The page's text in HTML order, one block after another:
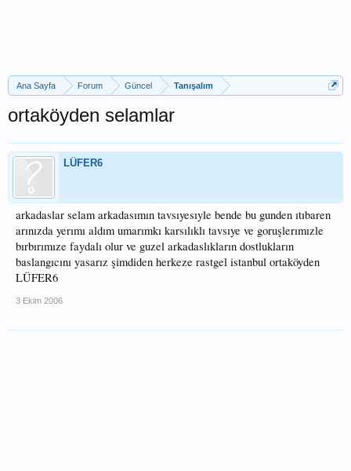
Ana Sayfa Forum Güncel Tanışalım
ortaköyden selamlar
LÜFER6
arkadaslar selam arkadasımın tavsıyesıyle bende bu gunden ıtıbaren
arınızda yerımı aldım umarımkı karsılıklı tavsıye ve goruşlerımızle
bırbırımıze faydalı olur ve guzel arkadaslıkların dostlukların
baslangıcını yasarız şimdiden herkeze rastgel istanbul ortaköyden
LÜFER6
3 Ekim 2006